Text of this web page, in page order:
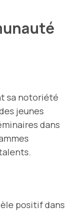
sa notoriété
jeunes
dans
positif dans